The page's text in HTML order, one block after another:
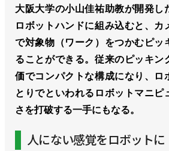
大阪大学の小山佳祐助教が開発し
ロボットハンドに組み込むと、カ
で対象物（ワーク）をつかむピッ
ることができる。従来のピッキン
価でコンパクトな構成になり、ロ
とりでといわれるロボットマニピ
さを打破する一手にもなる。
人にない感覚をロボットに